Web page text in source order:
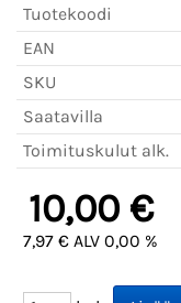
Tuotekoodi
EAN
SKU
Saatavilla
Toimituskulut alk.
10,00 €
7,97 € ALV 0,00 %